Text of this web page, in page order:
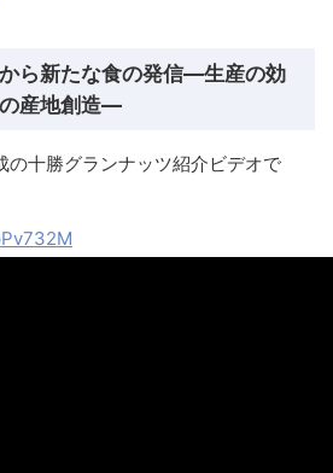
ら新たな食の発信―生産の効
産地創造―
の十勝グランナッツ紹介ビデオで